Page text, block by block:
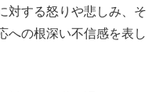
対する怒りや悲しみ、そ
への根深い不信感を表し